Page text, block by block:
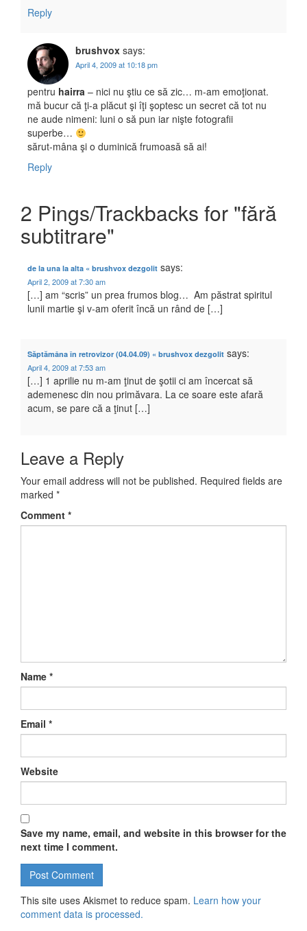
Reply
brushvox says:
April 4, 2009 at 10:18 pm
pentru hairra – nici nu ştiu ce să zic… m-am emoţionat.
mă bucur că ţi-a plăcut şi îţi şoptesc un secret că tot nu
ne aude nimeni: luni o să pun iar nişte fotografii
superbe…
sărut-mâna şi o duminică frumoasă să ai!
Reply
2 Pings/Trackbacks for "fără
subtitrare"
de la una la alta « brushvox dezgolit says:
April 2, 2009 at 7:30 am
[…] am “scris” un prea frumos blog… Am păstrat spiritul
lunii martie şi v-am oferit încă un rând de […]
Săptămâna în retrovizor (04.04.09) « brushvox dezgolit says:
April 4, 2009 at 7:53 am
[…] 1 aprilie nu m-am ţinut de şotii ci am încercat să
ademenesc din nou primăvara. La ce soare este afară
acum, se pare că a ţinut […]
Leave a Reply
Your email address will not be published. Required fields are
marked *
Comment *
Name *
Email *
Website
Save my name, email, and website in this browser for the
next time I comment.
This site uses Akismet to reduce spam. Learn how your
comment data is processed.